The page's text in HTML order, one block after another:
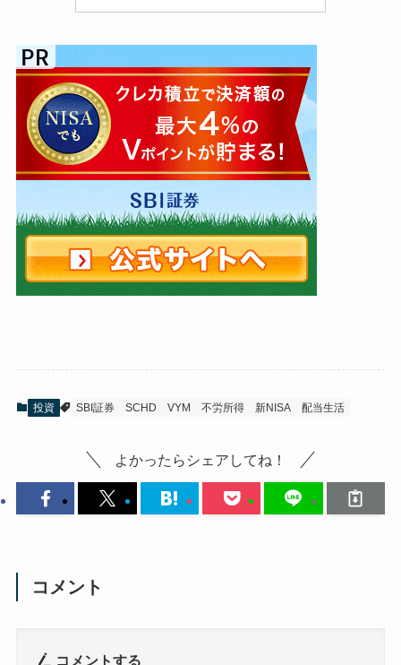
投資 SBI証券 SCHD VYM 不労所得 新NISA 配当生活
よかったらシェアしてね！
コメント
コメントする